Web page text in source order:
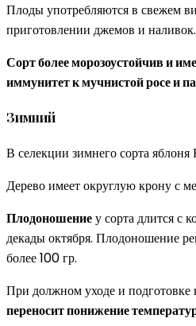
Плоды употребляются в свежем
приготовлении джемов и наливок.
Сорт более морозоустойчив и
иммунитет к мучнистой росе и
Зимний
В селекции зимнего сорта
Дерево имеет округлую крону с
Плодоношениеу сорта длится с
декады октября. Плодоношение
более 100 гр.
При должном уходе и подготовке
переносит понижение